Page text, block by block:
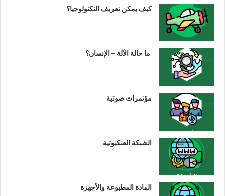
كيف يمكن تعريف التكنولوجيا؟
ما حالة الآلة – الإنسان؟
مؤتمرات صوتية
الشبكة العنكبوتية
المادة المطبوعة والأجهزة